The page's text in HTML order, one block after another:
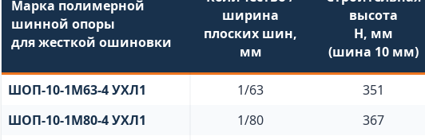
Марка полимерной
шинной опоры
для жесткой ошиновки
ширина
плоских шин,
мм
высота
H, мм
(шина 10 мм)
ШОП-10-1М63-4 УХЛ1 1/63
351
ШОП-10-1М80-4 УХЛ1
1/80
367